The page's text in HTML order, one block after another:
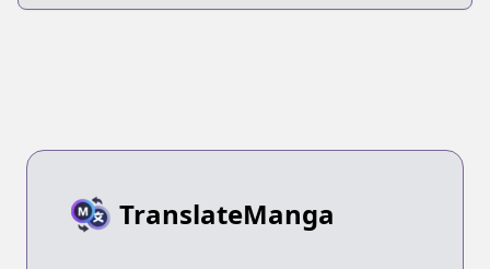
TranslateManga